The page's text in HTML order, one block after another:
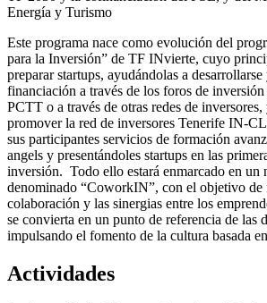
Energía y Turismo
Este programa nace como evolución del
para la Inversión” de TF INvierte, cuyo
preparar startups, ayudándolas a
financiación a través de los foros de
PCTT o a través de otras redes de inversores,
promover la red de inversores Tenerife IN-
sus participantes servicios de formación
angels y presentándoles startups en las
inversión. Todo ello estará enmarcado en un
denominado “CoworkIN”, con el objetivo de
colaboración y las sinergias entre los
se convierta en un punto de referencia de las
impulsando el fomento de la cultura basada
Actividades